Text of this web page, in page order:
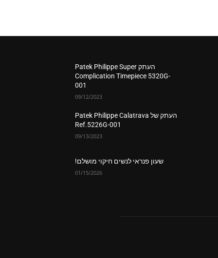
העתק Patek Philippe Super
Complication Timepiece 5320G-
001
09/12/2023
העתק של Patek Philippe Calatrava
Ref.5226G-001
09/13/2023
שעון פנראי לנשים חיקוי מושלם!
01/15/2026